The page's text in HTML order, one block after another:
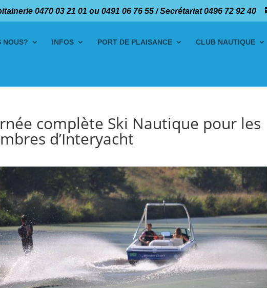
0470 03 21 01 ou 0491 06 76 55 / Secrétariat 0496 72 92 40
NOUS? INFOS PORT DE PLAISANCE CLUB NAUTIQUE
complète Ski Nautique pour les
d’Interyacht